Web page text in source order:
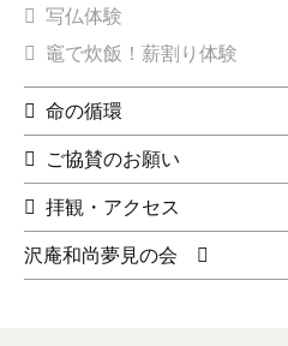
写仏体験
竈で炊飯！薪割り体験
命の循環
ご協賛のお願い
拝観・アクセス
沢庵和尚夢見の会